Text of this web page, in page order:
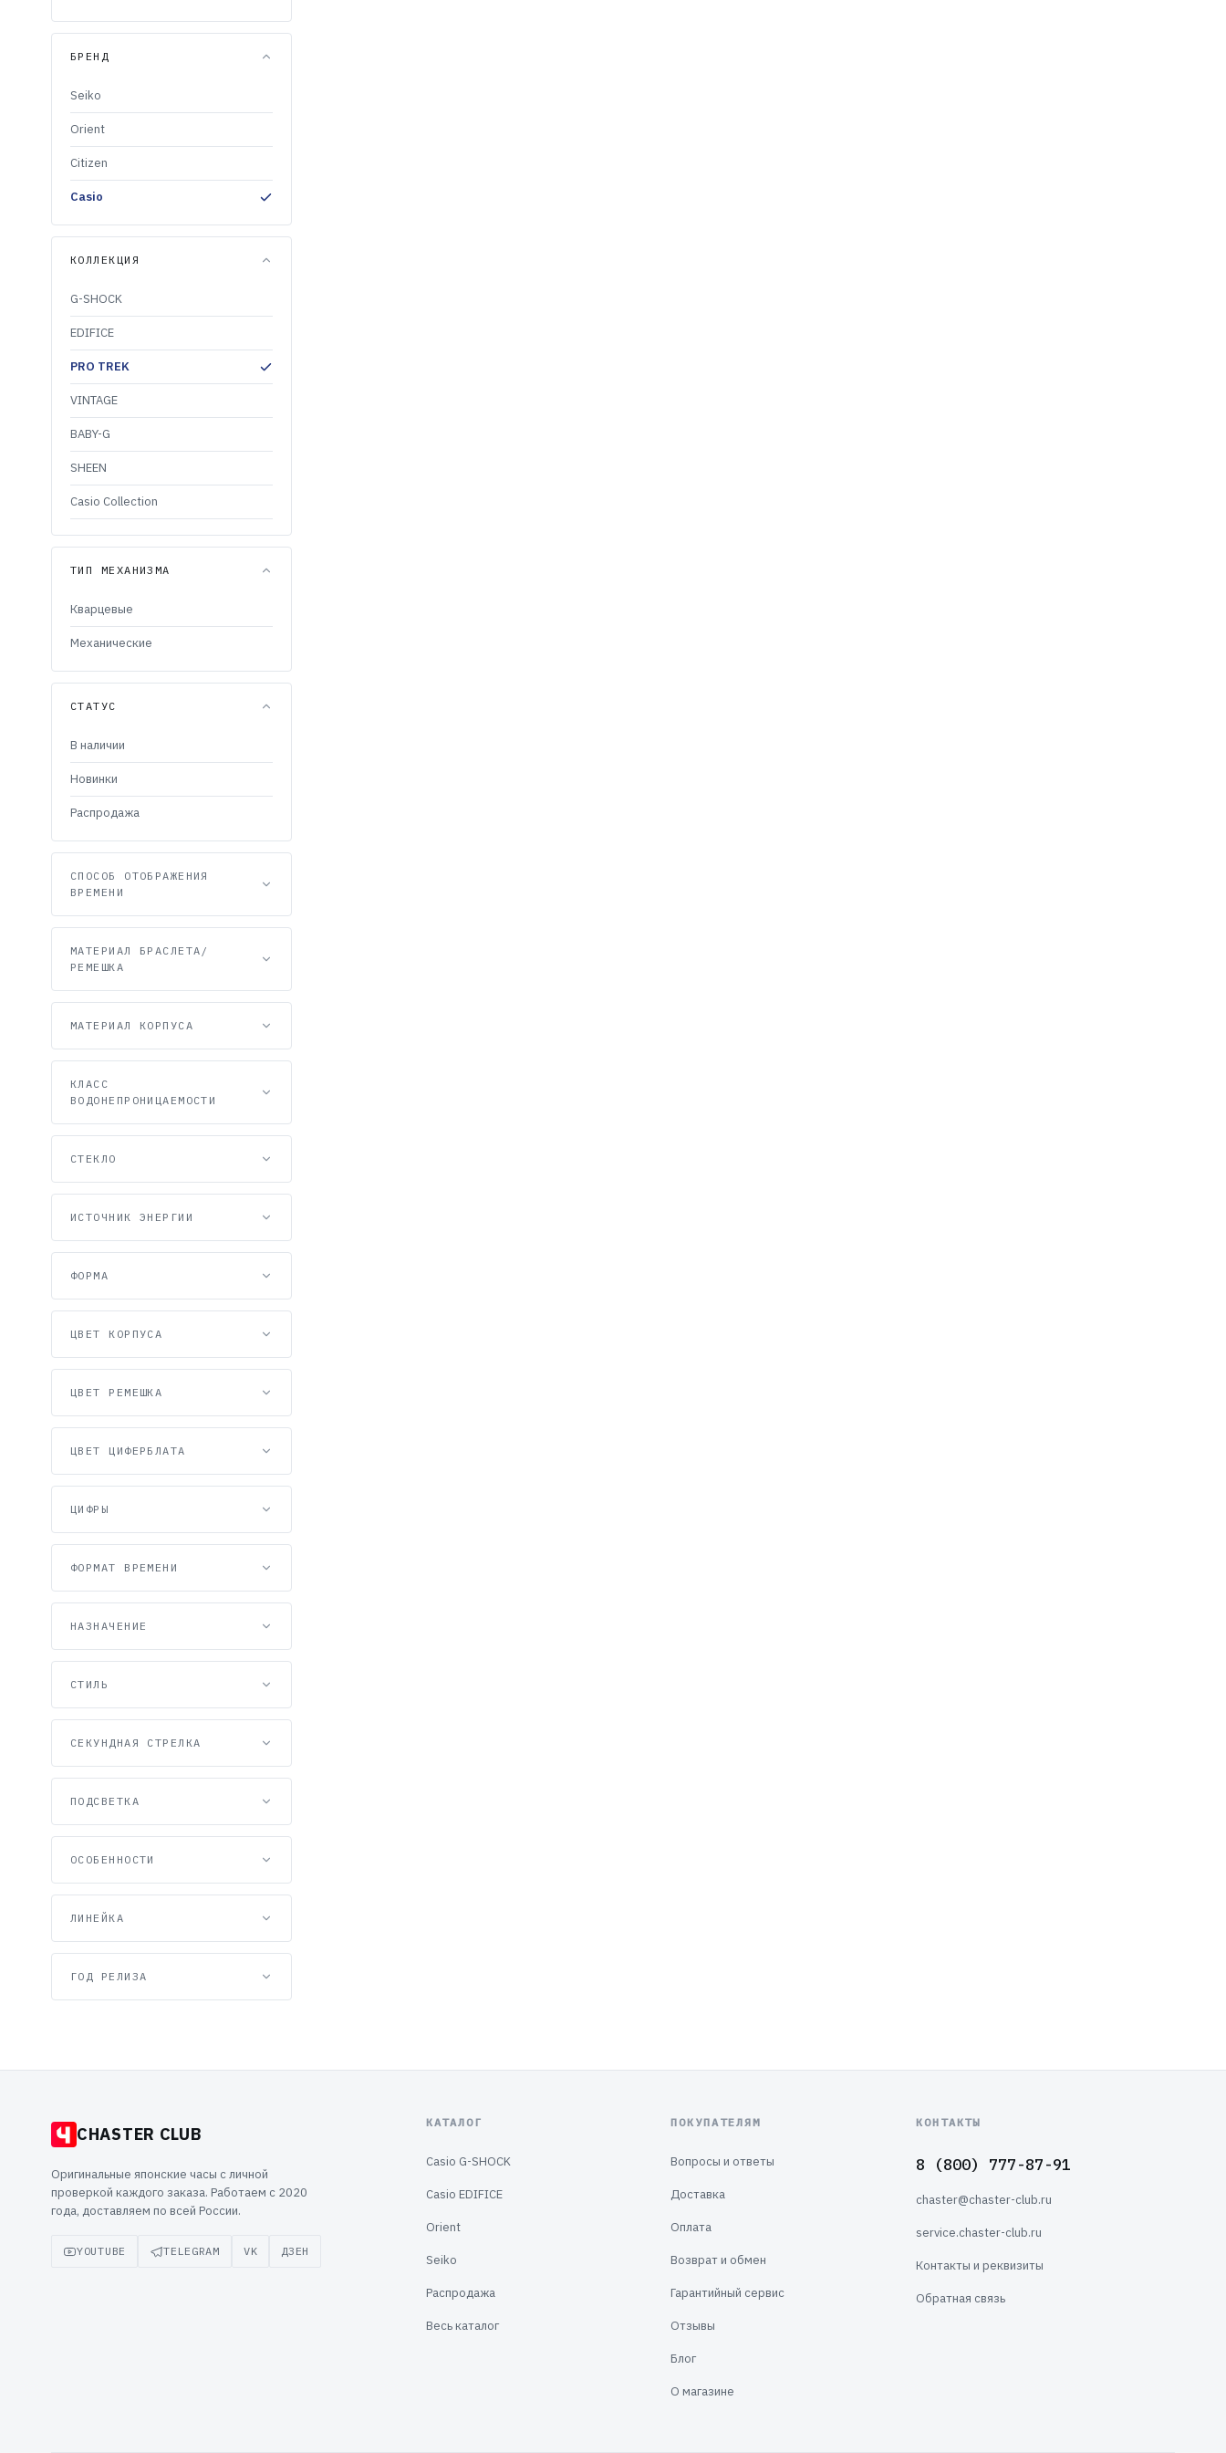
БРЕНД
Seiko
Orient
Citizen
Casio
КОЛЛЕКЦИЯ
G-SHOCK
EDIFICE
PRO TREK
VINTAGE
BABY-G
SHEEN
Casio Collection
OCEANUS
ТИП МЕХАНИЗМА
Кварцевые
Механические
СТАТУС
В наличии
Новинки
Распродажа
СПОСОБ ОТОБРАЖЕНИЯ
ВРЕМЕНИ
МАТЕРИАЛ БРАСЛЕТА/
РЕМЕШКА
МАТЕРИАЛ КОРПУСА
КЛАСС
ВОДОНЕПРОНИЦАЕМОСТИ
СТЕКЛО
ИСТОЧНИК ЭНЕРГИИ
ФОРМА
ЦВЕТ КОРПУСА
ЦВЕТ РЕМЕШКА
ЦВЕТ ЦИФЕРБЛАТА
ЦИФРЫ
ФОРМАТ ВРЕМЕНИ
НАЗНАЧЕНИЕ
СТИЛЬ
СЕКУНДНАЯ СТРЕЛКА
ПОДСВЕТКА
ОСОБЕННОСТИ
ЛИНЕЙКА
ГОД РЕЛИЗА
CHASTER CLUB
Оригинальные японские часы с личной
проверкой каждого заказа. Работаем с 2020
года, доставляем по всей России.
YOUTUBE TELEGRAM VK ДЗЕН
КАТАЛОГ
Casio G-SHOCK
Casio EDIFICE
Orient
Seiko
Распродажа
Весь каталог
ПОКУПАТЕЛЯМ
Вопросы и ответы
Доставка
Оплата
Возврат и обмен
Гарантийный сервис
Отзывы
Блог
О магазине
КОНТАКТЫ
8 (800) 777-87-91
chaster@chaster-club.ru
service.chaster-club.ru
Контакты и реквизиты
Обратная связь